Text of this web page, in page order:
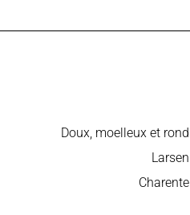
Doux, moelleux et rond
Larsen
Charente